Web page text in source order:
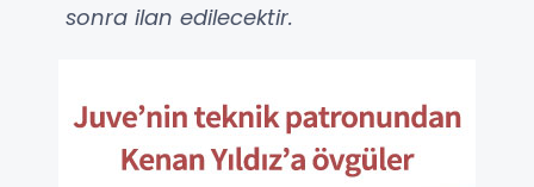
sonra ilan edilecektir.